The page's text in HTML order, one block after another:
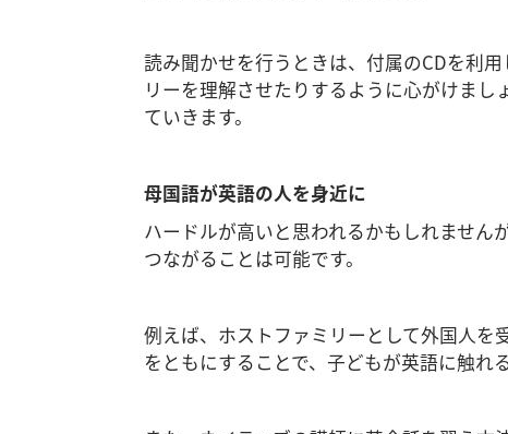
読み聞かせを行うときは、付属のCDを利
リーを理解させたりするように心がけまし
ていきます。
母国語が英語の人を身近に
ハードルが高いと思われるかもしれません
つながることは可能です。
例えば、ホストファミリーとして外国人を
をともにすることで、子どもが英語に触れ